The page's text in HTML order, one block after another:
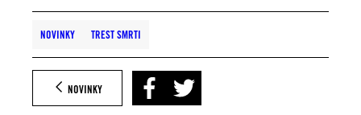
NOVINKY TREST SMRTI
NOVINKY